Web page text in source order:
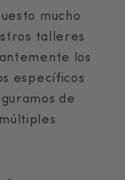
mucho
talleres
los
específicos
de